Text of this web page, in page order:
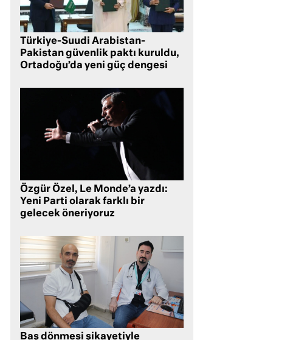
Türkiye-Suudi Arabistan-
Pakistan güvenlik paktı kuruldu,
Ortadoğu’da yeni güç dengesi
Özgür Özel, Le Monde’a yazdı:
Yeni Parti olarak farklı bir
gelecek öneriyoruz
Baş dönmesi şikayetiyle